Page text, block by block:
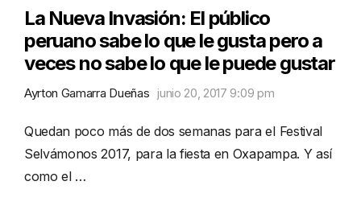
La Nueva Invasión: El público
peruano sabe lo que le gusta pero a
veces no sabe lo que le puede gustar
Ayrton Gamarra Dueñas junio 20, 2017 9:09 pm
Quedan poco más de dos semanas para el Festival
Selvámonos 2017, para la fiesta en Oxapampa. Y así
como el …